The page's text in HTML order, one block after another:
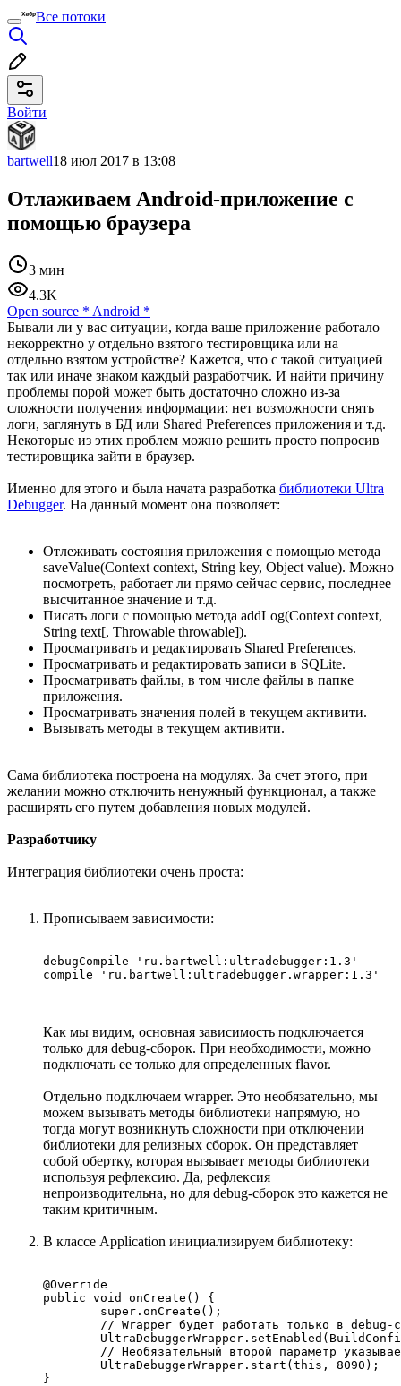
Все потоки
Войти
bartwell18 июл 2017 в 13:08
Отлаживаем Android-приложение с
помощью браузера
3 мин
4.3K
Open source * Android *
Бывали ли у вас ситуации, когда ваше приложение работало
некорректно у отдельно взятого тестировщика или на
отдельно взятом устройстве? Кажется, что с такой ситуацией
так или иначе знаком каждый разработчик. И найти причину
проблемы порой может быть достаточно сложно из-за
сложности получения информации: нет возможности снять
логи, заглянуть в БД или Shared Preferences приложения и т.д.
Некоторые из этих проблем можно решить просто попросив
тестировщика зайти в браузер.
Именно для этого и была начата разработка библиотеки Ultra
Debugger. На данный момент она позволяет:
Отлеживать состояния приложения с помощью метода
saveValue(Context context, String key, Object value). Можно
посмотреть, работает ли прямо сейчас сервис, последнее
высчитанное значение и т.д.
Писать логи с помощью метода addLog(Context context,
String text[, Throwable throwable]).
Просматривать и редактировать Shared Preferences.
Просматривать и редактировать записи в SQLite.
Просматривать файлы, в том числе файлы в папке
приложения.
Просматривать значения полей в текущем активити.
Вызывать методы в текущем активити.
Сама библиотека построена на модулях. За счет этого, при
желании можно отключить ненужный функционал, а также
расширять его путем добавления новых модулей.
Разработчику
Интеграция библиотеки очень проста:
Прописываем зависимости:
debugCompile 'ru.bartwell:ultradebugger:1.3'
compile 'ru.bartwell:ultradebugger.wrapper:1.3'
Как мы видим, основная зависимость подключается
только для debug-сборок. При необходимости, можно
подключать ее только для определенных flavor.
Отдельно подключаем wrapper. Это необязательно, мы
можем вызывать методы библиотеки напрямую, но
тогда могут возникнуть сложности при отключении
библиотеки для релизных сборок. Он представляет
собой обертку, которая вызывает методы библиотеки
используя рефлексию. Да, рефлексия
непроизводительна, но для debug-сборок это кажется не
таким критичным.
В классе Application инициализируем библиотеку:
@Override
public void onCreate() {
}